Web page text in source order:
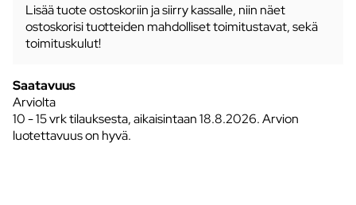
Lisää tuote ostoskoriin ja siirry kassalle, niin näet
ostoskorisi tuotteiden mahdolliset toimitustavat, sekä
toimituskulut!
Saatavuus
Arviolta
10 - 15 vrk tilauksesta, aikaisintaan 18.8.2026.Arvion
luotettavuus on hyvä.